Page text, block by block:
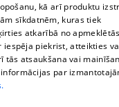
kā arī produktu
sīkdatnēm, kuras tiek
atkarībā no
piekrist, atteikties
tās atsaukšana vai
par